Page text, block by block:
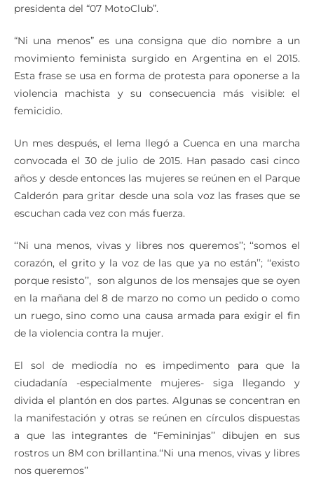
comunicaron para asistir’’, comenta Andrea Murillo,
“Ni una menos” es una consigna que dio nombre a un
movimiento feminista surgido en Argentina en el 2015.
Esta frase se usa en forma de protesta para oponerse a la
violencia machista y su consecuencia más visible: el
Un mes después, el lema llegó a Cuenca en una marcha
convocada el 30 de julio de 2015. Han pasado casi cinco
años y desde entonces las mujeres se reúnen en el Parque
Calderón para gritar desde una sola voz las frases que se
‘‘Ni una menos, vivas y libres nos queremos’’; ‘‘somos el
corazón, el grito y la voz de las que ya no están’’; ‘‘existo
porque resisto’’, son algunos de los mensajes que se oyen
en la mañana del 8 de marzo no como un pedido o como
un ruego, sino como una causa armada para exigir el fin
El sol de mediodía no es impedimento para que la
ciudadanía -especialmente mujeres- siga llegando y
divida el plantón en dos partes. Algunas se concentran en
la manifestación y otras se reúnen en círculos dispuestas
a que las integrantes de “Femininjas’’ dibujen en sus
rostros un 8M con brillantina.‘‘Ni una menos, vivas y libres